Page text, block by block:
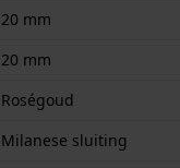
20 mm
20 mm
Roségoud
Milanese sluiting